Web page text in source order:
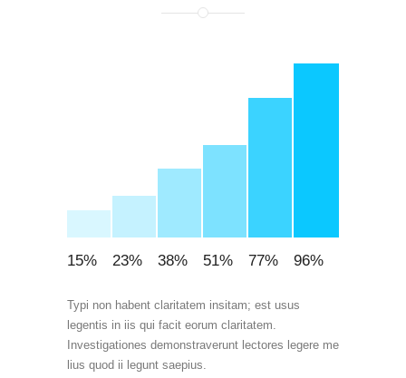
15% 23% 38% 51% 77% 96%
Typi non habent claritatem insitam; est usus
legentis in iis qui facit eorum claritatem.
Investigationes demonstraverunt lectores legere me
lius quod ii legunt saepius.